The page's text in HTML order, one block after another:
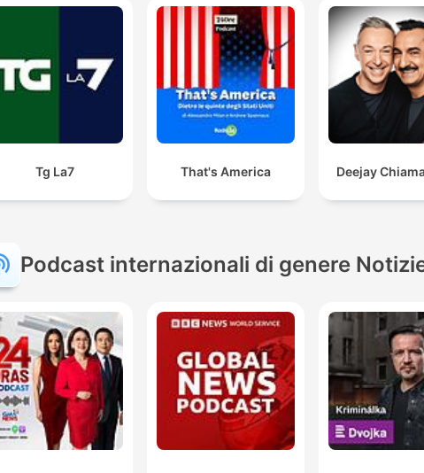
Tg La7 That's America Deejay
Podcast internazionali di genere